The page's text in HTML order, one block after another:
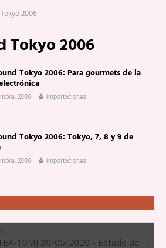
2006
Tokyo 2006
Tokyo 2006: Para gourmets de la
2006 importaciones
Tokyo 2006: Tokyo, 7, 8 y 9 de
2006 importaciones